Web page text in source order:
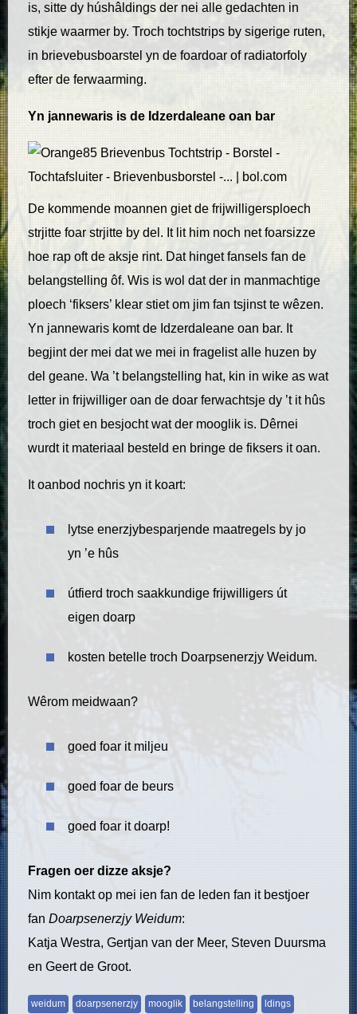
is, sitte dy húshâldings der nei alle gedachten in
stikje waarmer by. Troch tochtstrips by sigerige ruten,
in brievebusboarstel yn de foardoar of radiatorfoly
efter de ferwaarming.
Yn jannewaris is de Idzerdaleane oan bar
De kommende moannen giet de frijwilligersploech
strjitte foar strjitte by del. It lit him noch net foarsizze
hoe rap oft de aksje rint. Dat hinget fansels fan de
belangstelling ôf. Wis is wol dat der in manmachtige
ploech ‘fiksers’ klear stiet om jim fan tsjinst te wêzen.
Yn jannewaris komt de Idzerdaleane oan bar. It
begjint der mei dat we mei in fragelist alle huzen by
del geane. Wa ’t belangstelling hat, kin in wike as wat
letter in frijwilliger oan de doar ferwachtsje dy ’t it hûs
troch giet en besjocht wat der mooglik is. Dêrnei
wurdt it materiaal besteld en bringe de fiksers it oan.
It oanbod nochris yn it koart:
lytse enerzjybesparjende maatregels by jo
yn ’e hûs
útfierd troch saakkundige frijwilligers út
eigen doarp
kosten betelle troch Doarpsenerzjy Weidum.
Wêrom meidwaan?
goed foar it miljeu
goed foar de beurs
goed foar it doarp!
Fragen oer dizze aksje?
Nim kontakt op mei ien fan de leden fan it bestjoer
fan Doarpsenerzjy Weidum:
Katja Westra, Gertjan van der Meer, Steven Duursma
en Geert de Groot.
weidum doarpsenerzjy mooglik belangstelling ldings